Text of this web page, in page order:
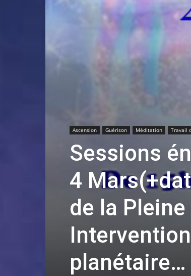
Ascension Guérison Méditation Travail
Sessions
4
de la
planétaire…